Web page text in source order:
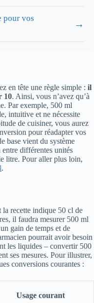
pour vos
→
en tête une règle simple : il
10. Ainsi, vous n’avez qu’à
Par exemple, 500 ml
intuitive et ne nécessite
de cuisiner, vous aurez
pour réadapter vos
base vient du système
différentes unités
litre. Pour aller plus loin,
.
la recette indique 50 cl de
il faudra mesurer 500 ml
gain de temps et de
pourrait avoir besoin
les liquides – convertir 500
ses mesures. Pour illustrer,
conversions courantes :
Usage courant